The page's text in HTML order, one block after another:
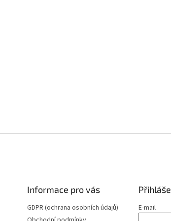
Informace pro vás
GDPR (ochrana osobních údajů)
E-mail